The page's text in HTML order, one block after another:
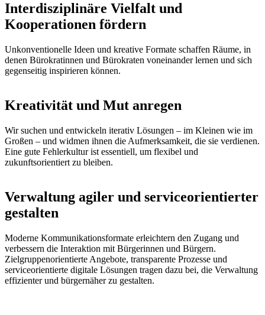
Interdisziplinäre Vielfalt und
Kooperationen fördern
Unkonventionelle Ideen und kreative Formate schaffen Räume, in
denen Bürokratinnen und Bürokraten voneinander lernen und sich
gegenseitig inspirieren können.
Kreativität und Mut anregen
Wir suchen und entwickeln iterativ Lösungen – im Kleinen wie im
Großen – und widmen ihnen die Aufmerksamkeit, die sie verdienen.
Eine gute Fehlerkultur ist essentiell, um flexibel und
zukunftsorientiert zu bleiben.
Verwaltung agiler und serviceorientierter
gestalten
Moderne Kommunikationsformate erleichtern den Zugang und
verbessern die Interaktion mit Bürgerinnen und Bürgern.
Zielgruppenorientierte Angebote, transparente Prozesse und
serviceorientierte digitale Lösungen tragen dazu bei, die Verwaltung
effizienter und bürgernäher zu gestalten.